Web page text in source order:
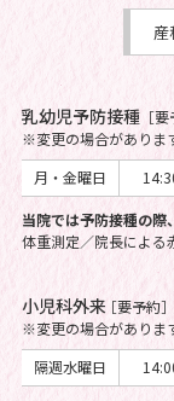
産
乳幼児予防接種［要
※変更の場合がありま
月・金曜日
当院では予防接種の際
体重測定／院長による
小児科外来［要予約］
※変更の場合がありま
隔週水曜日